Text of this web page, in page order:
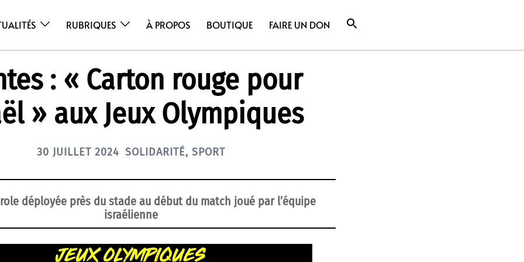
RUBRIQUES À PROPOS BOUTIQUE FAIRE UN DON
: « Carton rouge pour
» aux Jeux Olympiques
30 JUILLET 2024 SOLIDARITÉ, SPORT
déployée près du stade au début du match joué par l’équipe
israélienne